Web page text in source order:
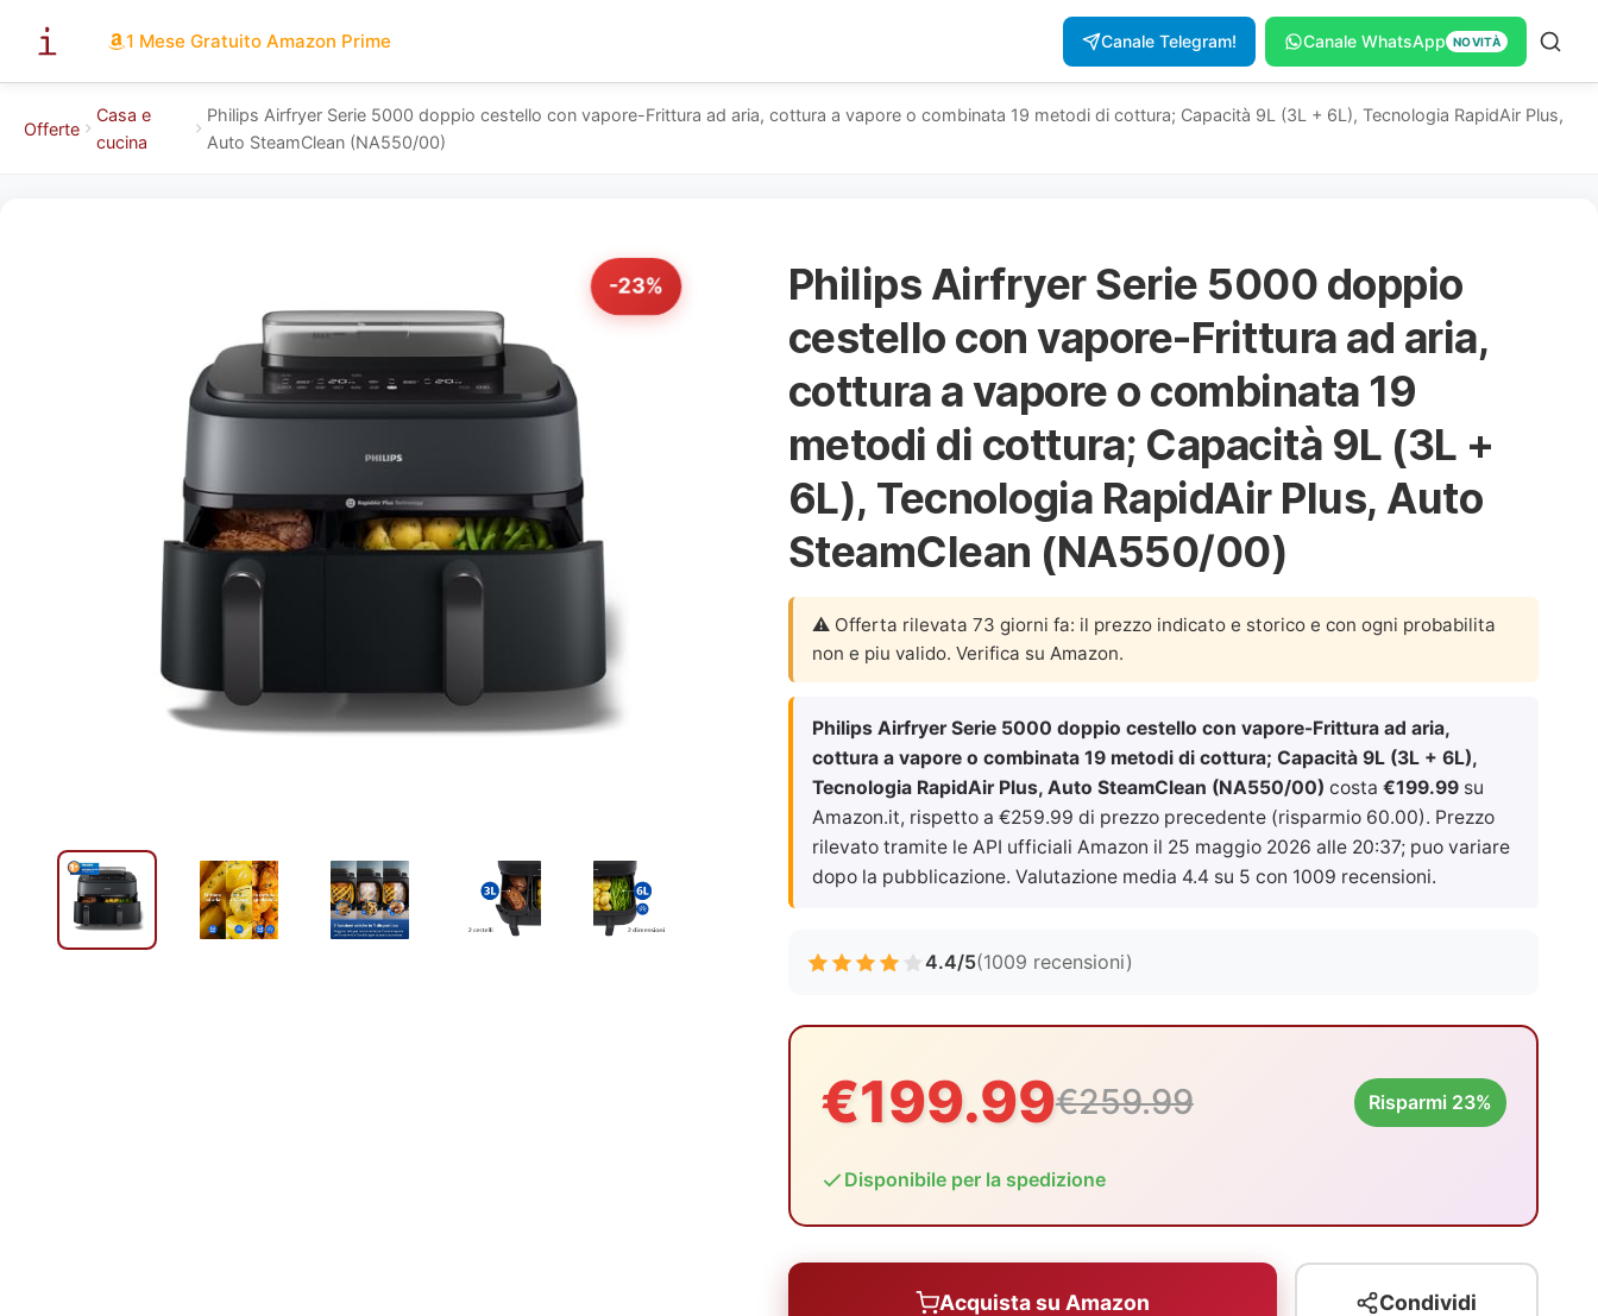
1 Mese Gratuito Amazon Prime Canale Telegram! Canale WhatsApp NOVITÀ
Offerte
Casa e
cucina
Philips Airfryer Serie 5000 doppio cestello con vapore-Frittura ad aria, cottura a vapore o combinata 19 metodi di cottura; Capacità 9L (3L + 6L), Tecnologia RapidAir Plus,
Auto SteamClean (NA550/00)
-23%
Philips Airfryer Serie 5000 doppio
cestello con vapore-Frittura ad aria,
cottura a vapore o combinata 19
metodi di cottura; Capacità 9L (3L +
6L), Tecnologia RapidAir Plus, Auto
SteamClean (NA550/00)
⚠️ Offerta rilevata 73 giorni fa: il prezzo indicato e storico e con ogni probabilita
non e piu valido. Verifica su Amazon.
Philips Airfryer Serie 5000 doppio cestello con vapore-Frittura ad aria,
cottura a vapore o combinata 19 metodi di cottura; Capacità 9L (3L + 6L),
Tecnologia RapidAir Plus, Auto SteamClean (NA550/00) costa €199.99su
Amazon.it, rispetto a €259.99 di prezzo precedente (risparmio 60.00). Prezzo
rilevato tramite le API ufficiali Amazon il 25 maggio 2026 alle 20:37; puo variare
dopo la pubblicazione. Valutazione media 4.4 su 5 con 1009 recensioni.
4.4/5(1009 recensioni)
€199.99€259.99 Risparmi 23%
Disponibile per la spedizione
Acquista su Amazon Condividi